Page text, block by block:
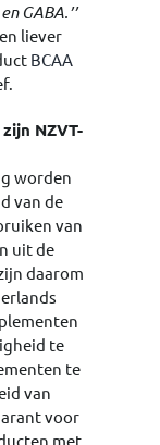
GABA.’’
liever
BCAA
NZVT-
worden
van de
van
uit de
daarom
te
te
van
voor
met